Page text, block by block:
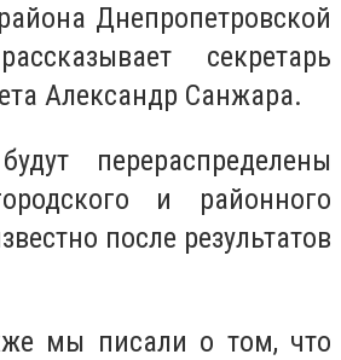
Днепропетровской
секретарь
Александр Санжара.
перераспределены
и районного
после результатов
мы писали о том, что